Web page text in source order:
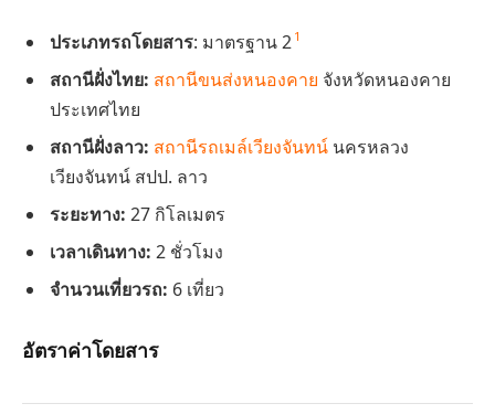
ประเภทรถโดยสาร: มาตรฐาน 2 1
สถานีฝั่งไทย: สถานีขนส่งหนองคาย จังหวัดหนองคาย
ประเทศไทย
สถานีฝั่งลาว: สถานีรถเมล์เวียงจันทน์ นครหลวง
เวียงจันทน์ สปป. ลาว
ระยะทาง: 27 กิโลเมตร
เวลาเดินทาง: 2 ชั่วโมง
จำนวนเที่ยวรถ: 6 เที่ยว
อัตราค่าโดยสาร